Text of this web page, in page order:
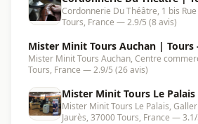
Cordonnerie Du Théâtre, 1 bis
Tours, France — 2.9/5 (8 avis)
Mister Minit Tours Auchan | Tours
Mister Minit Tours Auchan, Centre
Tours, France — 2.9/5 (26 avis)
Mister Minit Tours Le
Mister Minit Tours Le Palais,
Jaurès, 37000 Tours, France —